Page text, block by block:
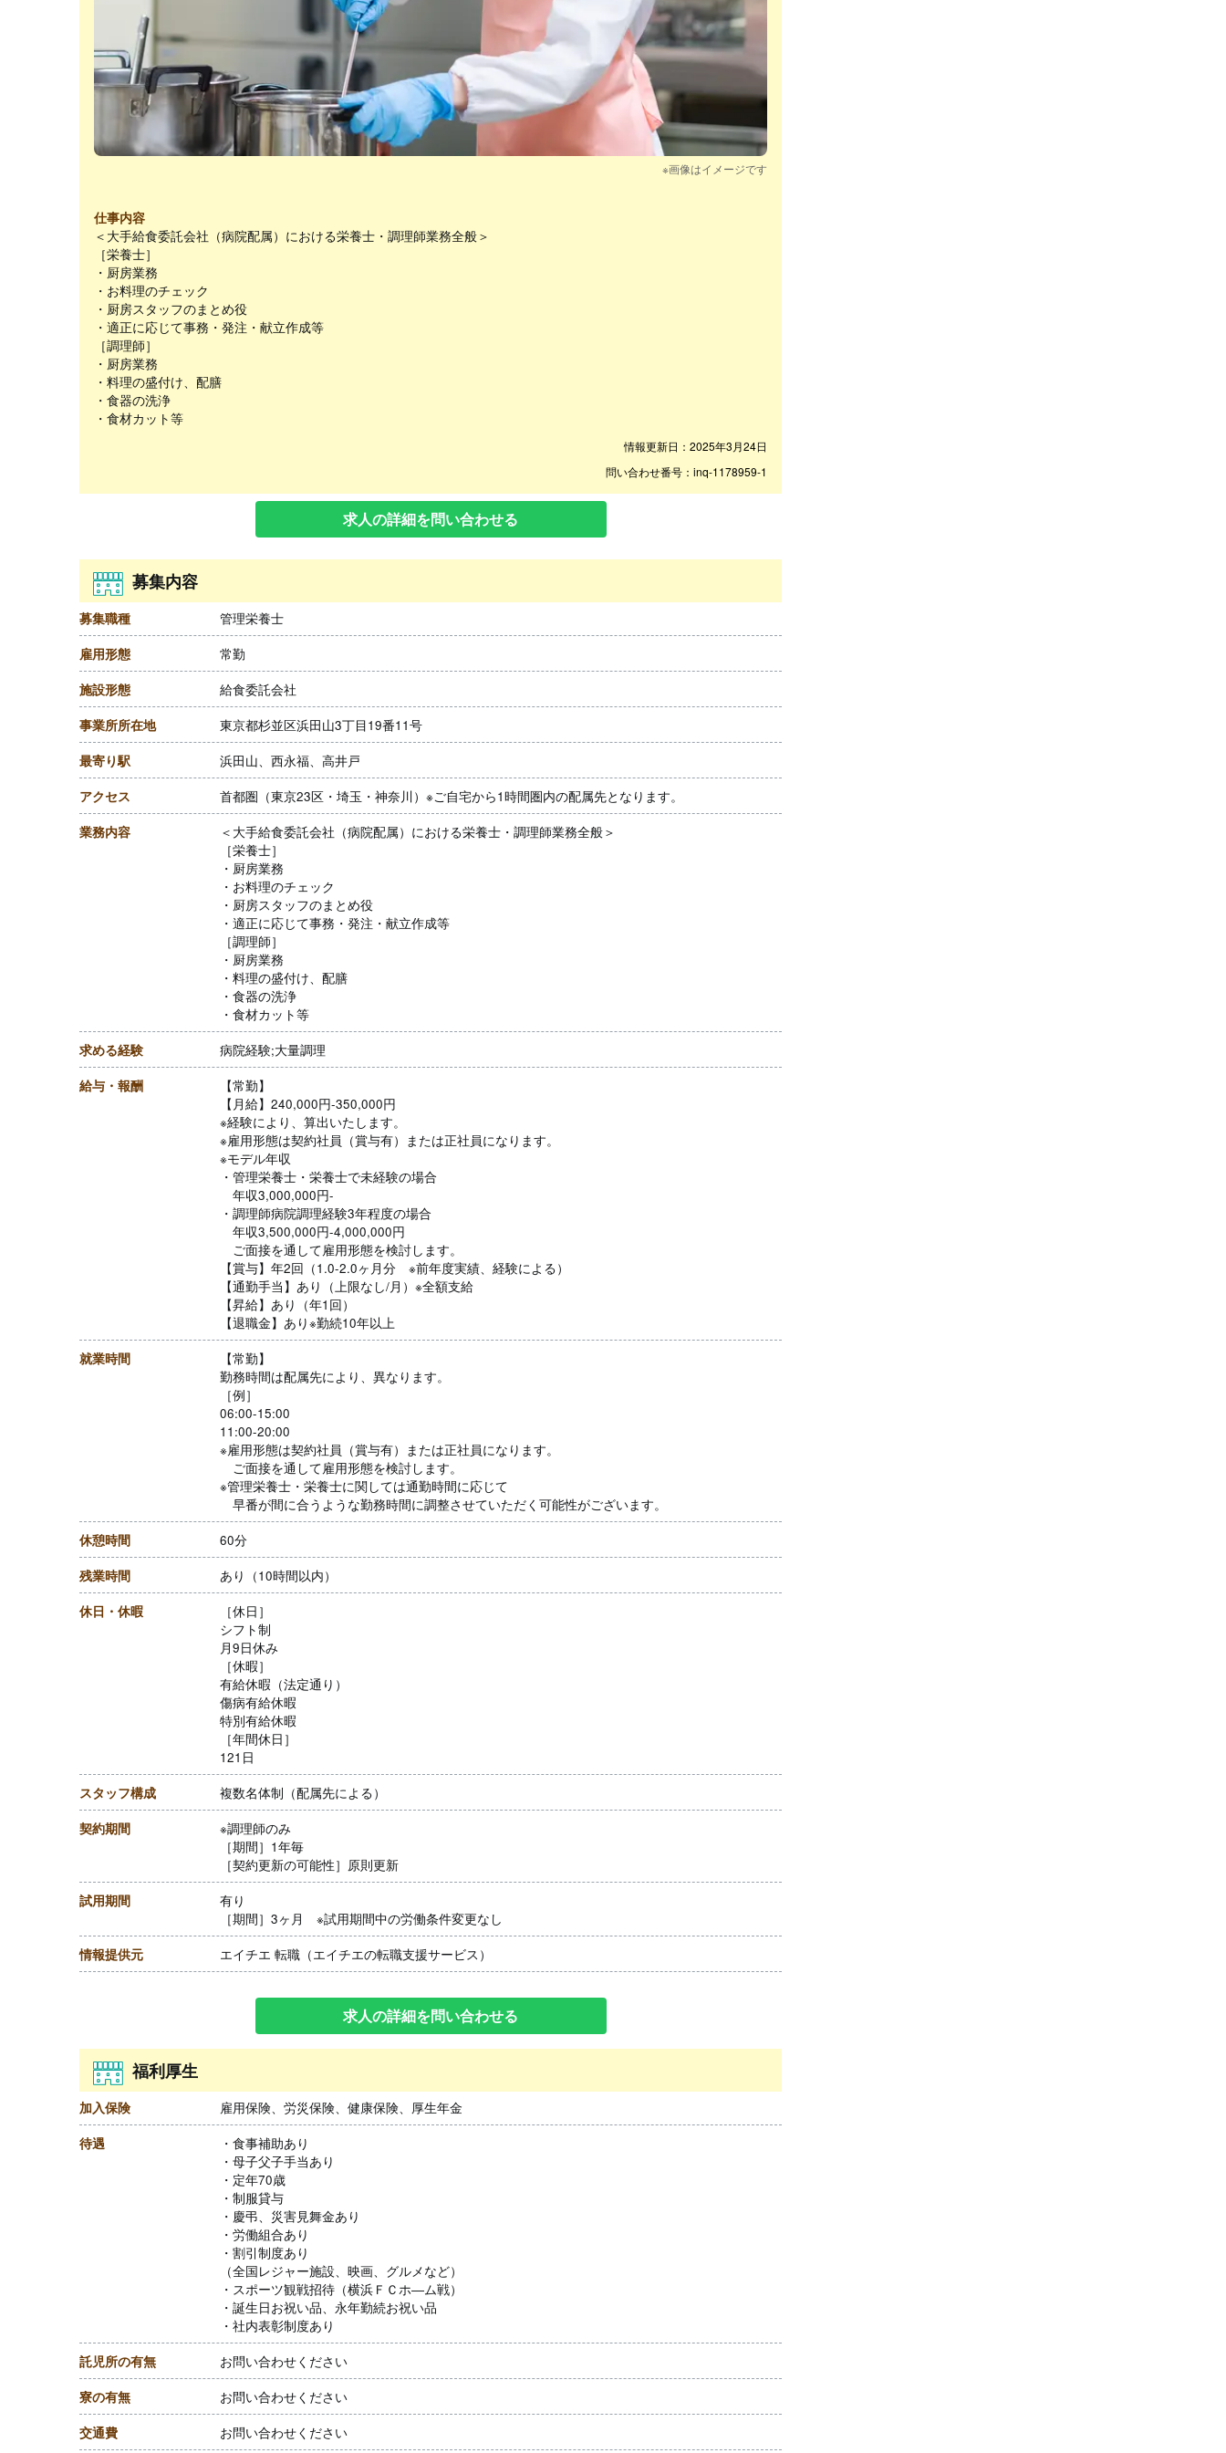
※画像はイメージです
仕事内容
＜大手給食委託会社（病院配属）における栄養士・調理師業務全般＞
［栄養士］
・厨房業務
・お料理のチェック
・厨房スタッフのまとめ役
・適正に応じて事務・発注・献立作成等
［調理師］
・厨房業務
・料理の盛付け、配膳
・食器の洗浄
・食材カット等
情報更新日：2025年3月24日
問い合わせ番号：inq-1178959-1
求人の詳細を問い合わせる
募集内容
募集職種 管理栄養士
雇用形態 常勤
施設形態 給食委託会社
事業所所在地 東京都杉並区浜田山3丁目19番11号
最寄り駅 浜田山、西永福、高井戸
アクセス 首都圏（東京23区・埼玉・神奈川）※ご自宅から1時間圏内の配属先となります。
業務内容
＜大手給食委託会社（病院配属）における栄養士・調理師業務全般＞
［栄養士］
・厨房業務
・お料理のチェック
・厨房スタッフのまとめ役
・適正に応じて事務・発注・献立作成等
［調理師］
・厨房業務
・料理の盛付け、配膳
・食器の洗浄
・食材カット等
求める経験 病院経験;大量調理
給与・報酬
【常勤】
【月給】240,000円-350,000円
※経験により、算出いたします。
※雇用形態は契約社員（賞与有）または正社員になります。
※モデル年収
・管理栄養士・栄養士で未経験の場合
年収3,000,000円-
・調理師病院調理経験3年程度の場合
年収3,500,000円-4,000,000円
ご面接を通して雇用形態を検討します。
【賞与】年2回（1.0-2.0ヶ月分 ※前年度実績、経験による）
【通勤手当】あり（上限なし/月）※全額支給
【昇給】あり（年1回）
【退職金】あり※勤続10年以上
就業時間
【常勤】
勤務時間は配属先により、異なります。
［例］
06:00-15:00
11:00-20:00
※雇用形態は契約社員（賞与有）または正社員になります。
ご面接を通して雇用形態を検討します。
※管理栄養士・栄養士に関しては通勤時間に応じて
早番が間に合うような勤務時間に調整させていただく可能性がございます。
休憩時間 60分
残業時間 あり（10時間以内）
休日・休暇
［休日］
シフト制
月9日休み
［休暇］
有給休暇（法定通り）
傷病有給休暇
特別有給休暇
［年間休日］
121日
スタッフ構成 複数名体制（配属先による）
契約期間
※調理師のみ
［期間］1年毎
［契約更新の可能性］原則更新
試用期間
有り
［期間］3ヶ月 ※試用期間中の労働条件変更なし
情報提供元 エイチエ 転職（エイチエの転職支援サービス）
求人の詳細を問い合わせる
福利厚生
加入保険 雇用保険、労災保険、健康保険、厚生年金
待遇
・食事補助あり
・母子父子手当あり
・定年70歳
・制服貸与
・慶弔、災害見舞金あり
・労働組合あり
・割引制度あり
（全国レジャー施設、映画、グルメなど）
・スポーツ観戦招待（横浜ＦＣホ―ム戦）
・誕生日お祝い品、永年勤続お祝い品
・社内表彰制度あり
託児所の有無 お問い合わせください
寮の有無 お問い合わせください
交通費 お問い合わせください